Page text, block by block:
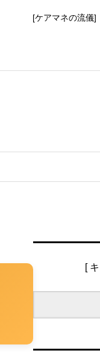
[ケアマネの流儀]
[